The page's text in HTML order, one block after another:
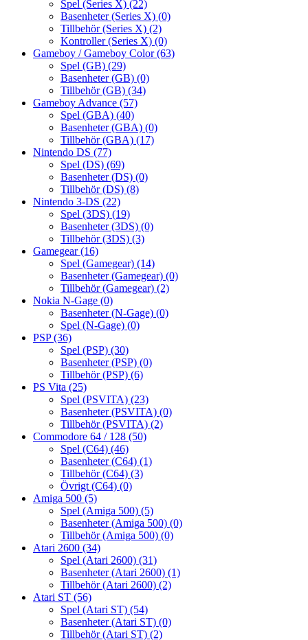
Spel (Series X) (22)
Basenheter (Series X) (0)
Tillbehör (Series X) (2)
Kontroller (Series X) (0)
Gameboy / Gameboy Color(63)
Spel (GB) (29)
Basenheter (GB) (0)
Tillbehör (GB) (34)
Gameboy Advance (57)
Spel (GBA) (40)
Basenheter (GBA) (0)
Tillbehör (GBA) (17)
Nintendo DS (77)
Spel (DS) (69)
Basenheter (DS) (0)
Tillbehör (DS) (8)
Nintendo 3-DS (22)
Spel (3DS) (19)
Basenheter (3DS) (0)
Tillbehör (3DS) (3)
Gamegear(16)
Spel (Gamegear) (14)
Basenheter (Gamegear) (0)
Tillbehör (Gamegear) (2)
Nokia N-Gage (0)
Basenheter (N-Gage) (0)
Spel (N-Gage) (0)
PSP(36)
Spel (PSP) (30)
Basenheter (PSP) (0)
Tillbehör (PSP) (6)
PS Vita (25)
Spel (PSVITA) (23)
Basenheter (PSVITA) (0)
Tillbehör (PSVITA) (2)
Commodore 64 / 128 (50)
Spel (C64) (46)
Basenheter (C64) (1)
Tillbehör (C64) (3)
Övrigt (C64) (0)
Amiga 500 (5)
Spel (Amiga 500) (5)
Basenheter (Amiga 500) (0)
Tillbehör (Amiga 500) (0)
Atari 2600 (34)
Spel (Atari 2600) (31)
Basenheter (Atari 2600) (1)
Tillbehör (Atari 2600) (2)
Atari ST (56)
Spel (Atari ST) (54)
Basenheter (Atari ST) (0)
Tillbehör (Atari ST) (2)